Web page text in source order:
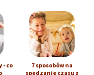
- co
7 sposobów na
spędzanie czasu z